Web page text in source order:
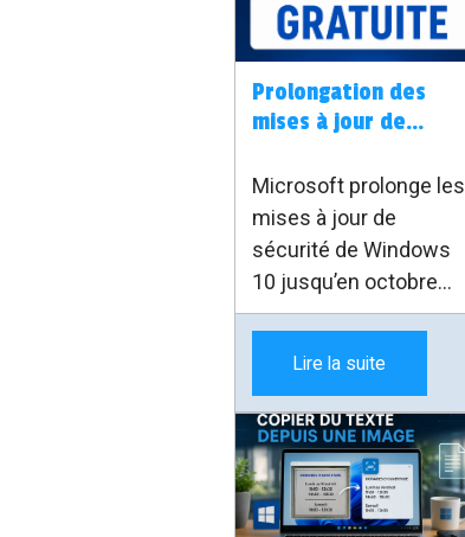
Prolongation des
mises à jour de
Windows 10
Microsoft prolonge les
mises à jour de
sécurité de Windows
10 jusqu’en octobre
2027. Bonne nouvelle
mais attention : il faut
activer l’ESU pour
continuer à recevoir
les correctifs.
Lire la suite